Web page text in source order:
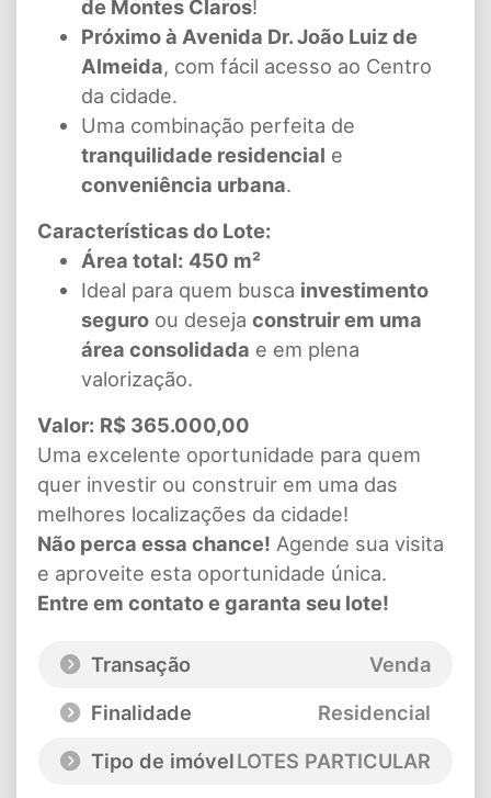
de Montes Claros!
Próximo à Avenida Dr. João Luiz de
Almeida, com fácil acesso ao Centro
da cidade.
Uma combinação perfeita de
tranquilidade residencial e
conveniência urbana.
Características do Lote:
Área total: 450 m²
Ideal para quem busca investimento
seguro ou deseja construir em uma
área consolidada e em plena
valorização.
Valor: R$ 365.000,00
Uma excelente oportunidade para quem
quer investir ou construir em uma das
melhores localizações da cidade!
Não perca essa chance! Agende sua visita
e aproveite esta oportunidade única.
Entre em contato e garanta seu lote!
Transação
Venda
Finalidade
Residencial
Tipo de imóvelLOTES PARTICULAR